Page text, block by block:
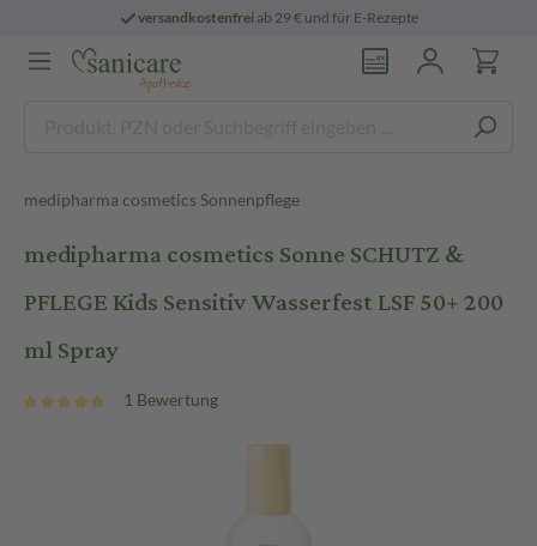
versandkostenfreiab 29 € und für E-Rezepte
medipharma cosmetics Sonnenpflege
medipharma cosmetics Sonne SCHUTZ &
PFLEGE Kids Sensitiv Wasserfest LSF 50+ 200
ml Spray
1 Bewertung